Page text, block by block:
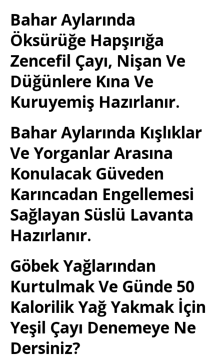
Bahar Aylarında
Öksürüğe Hapşırığa
Zencefil Çayı, Nişan Ve
Düğünlere Kına Ve
Kuruyemiş Hazırlanır.
Bahar Aylarında Kışlıklar
Ve Yorganlar Arasına
Konulacak Güveden
Karıncadan Engellemesi
Sağlayan Süslü Lavanta
Hazırlanır.
Göbek Yağlarından
Kurtulmak Ve Günde 50
Kalorilik Yağ Yakmak İçin
Yeşil Çayı Denemeye Ne
Dersiniz?